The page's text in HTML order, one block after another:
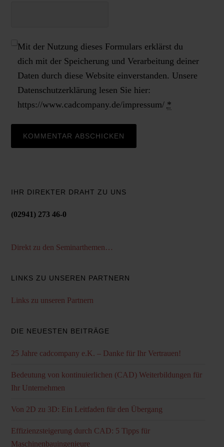
Mit der Nutzung dieses Formulars erklärst du
dich mit der Speicherung und Verarbeitung deiner
Daten durch diese Website einverstanden. Unsere
Datenschutzerklärung lesen Sie hier:
https://www.cadcompany.de/impressum/ *
IHR DIREKTER DRAHT ZU UNS
(02941) 273 46-0
Direkt zu den Seminarthemen…
LINKS ZU UNSEREN PARTNERN
Links zu unseren Partnern
DIE NEUESTEN BEITRÄGE
25 Jahre cadcompany e.K. – Danke für Ihr Vertrauen!
Bedeutung von kontinuierlichen (CAD) Weiterbildungen für
Ihr Unternehmen
Von 2D zu 3D: Ein Leitfaden für den Übergang
Effizienzsteigerung durch CAD: 5 Tipps für
Maschinenbauingenieure